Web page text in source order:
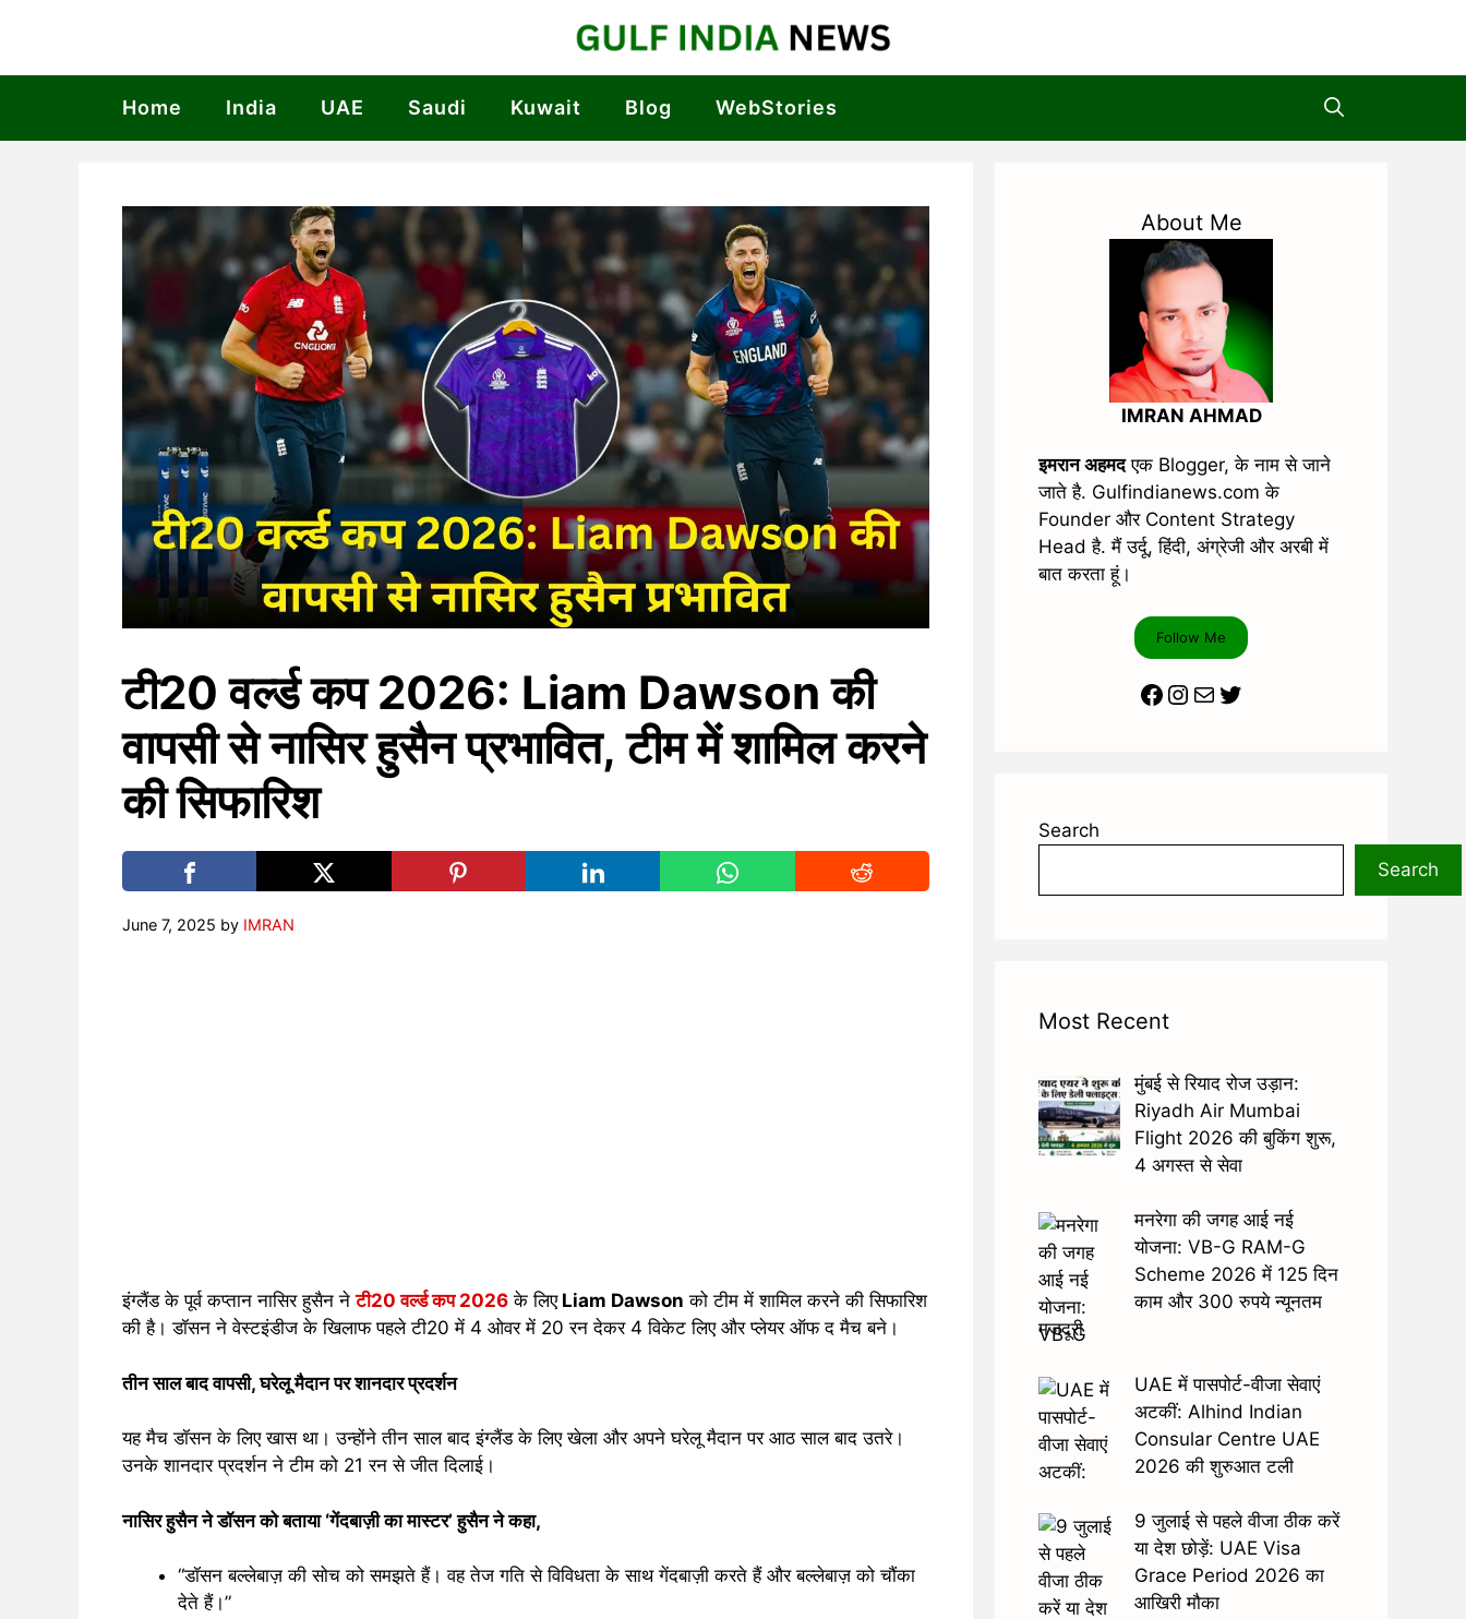
Home India UAE Saudi Kuwait Blog WebStories
टी20 वर्ल्ड कप 2026: Liam Dawson की
वापसी से नासिर हुसैन प्रभावित, टीम में शामिल करने
की सिफारिश
June 7, 2025 by IMRAN
इंग्लैंड के पूर्व कप्तान नासिर हुसैन नेटी20 वर्ल्ड कप 2026 के लिएLiam Dawson को टीम में शामिल करने की सिफारिश
की है। डॉसन ने वेस्टइंडीज के खिलाफ पहले टी20 में 4 ओवर में 20 रन देकर 4 विकेट लिए और प्लेयर ऑफ द मैच बने।
तीन साल बाद वापसी, घरेलू मैदान पर शानदार प्रदर्शन
यह मैच डॉसन के लिए खास था। उन्होंने तीन साल बाद इंग्लैंड के लिए खेला और अपने घरेलू मैदान पर आठ साल बाद उतरे।
उनके शानदार प्रदर्शन ने टीम को 21 रन से जीत दिलाई।
नासिर हुसैन ने डॉसन को बताया ‘गेंदबाज़ी का मास्टर’ हुसैन ने कहा,
“डॉसन बल्लेबाज़ की सोच को समझते हैं। वह तेज गति से विविधता के साथ गेंदबाज़ी करते हैं और बल्लेबाज़ को चौंका
देते हैं।”
About Me
IMRAN AHMAD
इमरान अहमदएक Blogger, के नाम से जाने
जाते है. Gulfindianews.com के
Founder और Content Strategy
Head है. मैं उर्दू, हिंदी, अंग्रेजी और अरबी में
बात करता हूं।
Follow Me
Facebook
Instagram
MailTwitter
Search
Search
Most Recent
मुंबई से रियाद रोज उड़ान:
Riyadh Air Mumbai
Flight 2026 की बुकिंग शुरू,
4 अगस्त से सेवा
मनरेगा की जगह आई नई
योजना: VB-G RAM-G
Scheme 2026 में 125 दिन
काम और 300 रुपये न्यूनतम
मजदूरी
UAE में पासपोर्ट-वीजा सेवाएं
अटकीं: Alhind Indian
Consular Centre UAE
2026 की शुरुआत टली
9 जुलाई से पहले वीजा ठीक करें
या देश छोड़ें: UAE Visa
Grace Period 2026 का
आखिरी मौका